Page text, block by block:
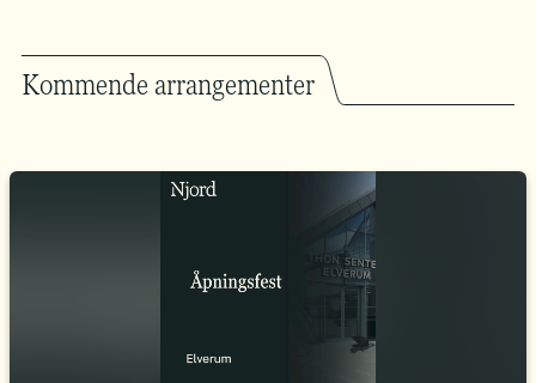
Kommende arrangementer